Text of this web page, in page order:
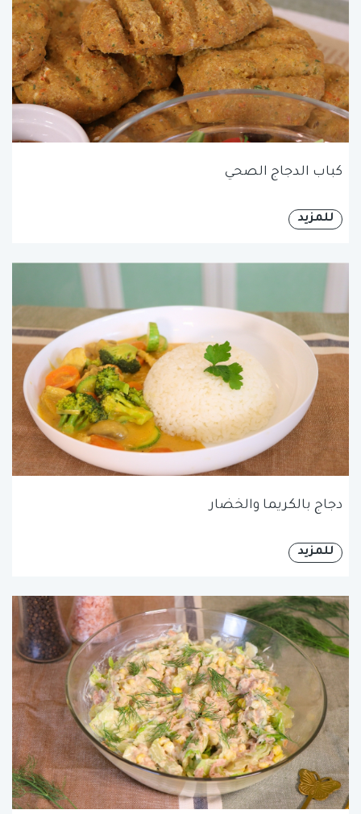
كباب الدجاج الصحي
للمزيد
دجاج بالكريما والخضار
للمزيد